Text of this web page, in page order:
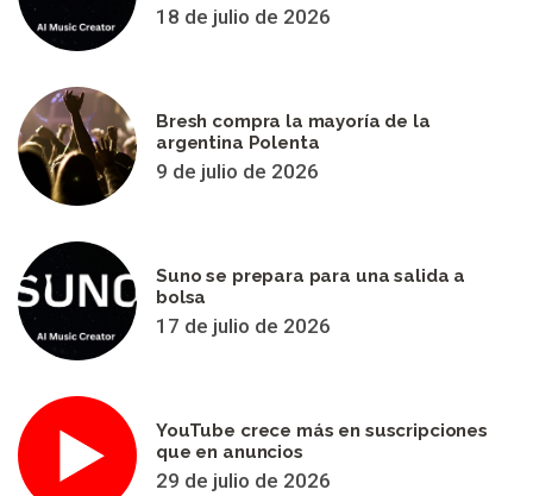
18 de julio de 2026
Bresh compra la mayoría de la
argentina Polenta
9 de julio de 2026
Suno se prepara para una salida a
bolsa
17 de julio de 2026
YouTube crece más en suscripciones
que en anuncios
29 de julio de 2026